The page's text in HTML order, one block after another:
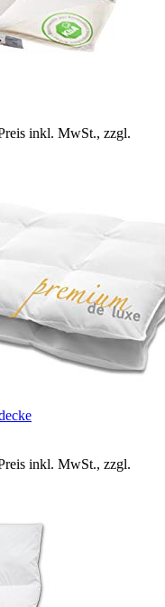
inkl. MwSt., zzgl.
inkl. MwSt., zzgl.